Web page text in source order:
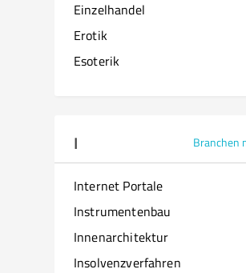
Einzelhandel
Erotik
Esoterik
I Branchen
Internet Portale
Instrumentenbau
Innenarchitektur
Insolvenzverfahren